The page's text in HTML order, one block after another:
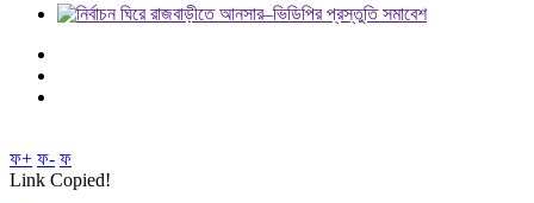
ফ+ ফ- ফ
Link Copied!